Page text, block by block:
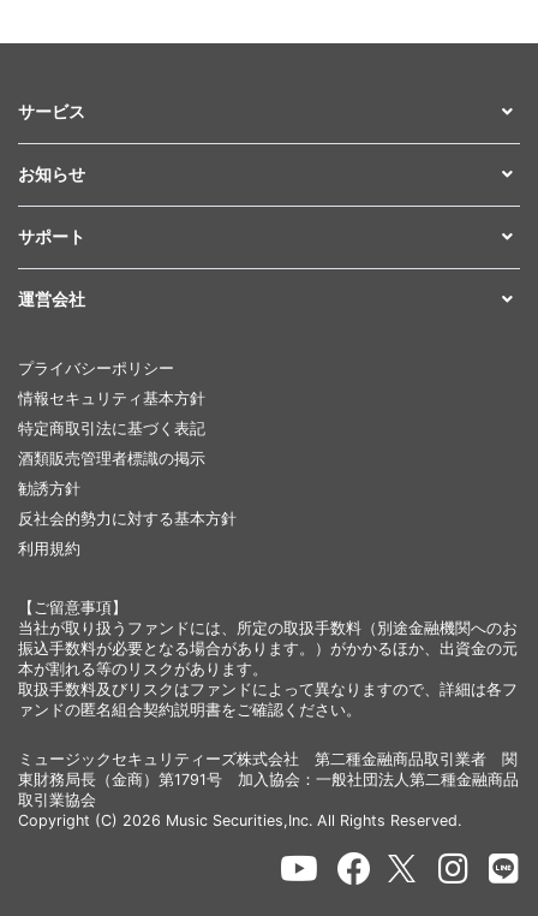
サービス
お知らせ
サポート
運営会社
プライバシーポリシー
情報セキュリティ基本方針
特定商取引法に基づく表記
酒類販売管理者標識の掲示
勧誘方針
反社会的勢力に対する基本方針
利用規約
【ご留意事項】
当社が取り扱うファンドには、所定の取扱手数料（別途金融機関へのお
振込手数料が必要となる場合があります。）がかかるほか、出資金の元
本が割れる等のリスクがあります。
取扱手数料及びリスクはファンドによって異なりますので、詳細は各フ
ァンドの匿名組合契約説明書をご確認ください。
ミュージックセキュリティーズ株式会社 第二種金融商品取引業者 関
東財務局長（金商）第1791号 加入協会：一般社団法人第二種金融商品
取引業協会
Copyright (C) 2026 Music Securities,Inc. All Rights Reserved.